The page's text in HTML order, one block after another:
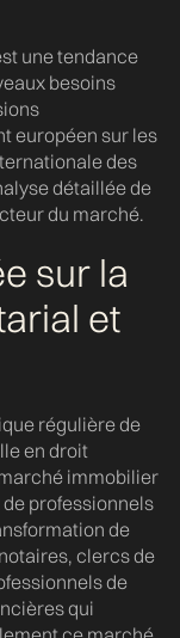
une tendance
besoins
européen sur les
des
détaillée de
du marché.
sur la
et
régulière de
en droit
immobilier
professionnels
de
clercs de
de
qui